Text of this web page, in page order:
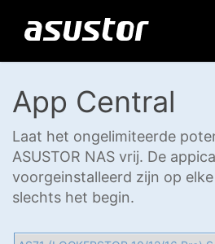
App Central
Laat het ongelimiteerde
ASUSTOR NAS vrij. De
voorgeinstalleerd zijn op elke
slechts het begin.